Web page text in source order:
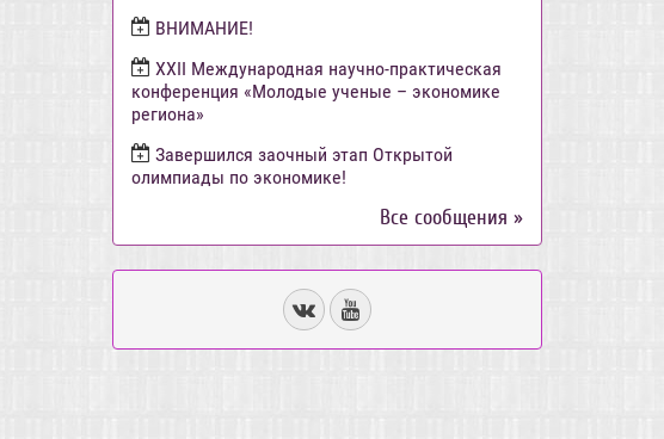
ВНИМАНИЕ!
ХХII Международная научно-практическая
конференция «Молодые ученые – экономике
региона»
Завершился заочный этап Открытой
олимпиады по экономике!
Все сообщения »